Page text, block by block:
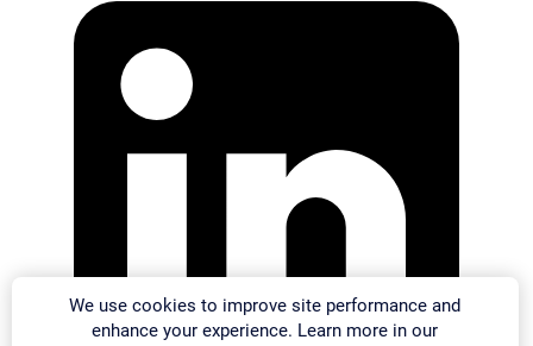
We use cookies to improve site performance and
enhance your experience. Learn more in our